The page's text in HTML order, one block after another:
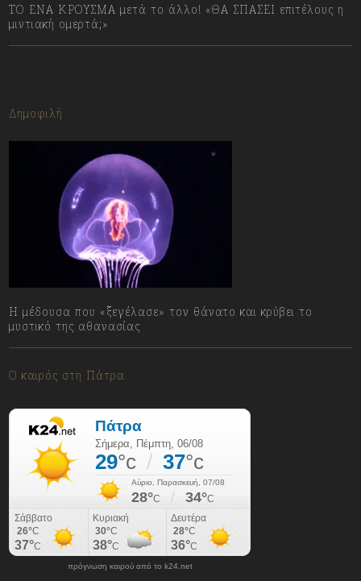
ΤΟ ΕΝΑ ΚΡΟΥΣΜΑ μετά το άλλο! «ΘΑ ΣΠΑΣΕΙ επιτέλους η
μιντιακή ομερτά;»
Δημοφιλή
Η μέδουσα που «ξεγέλασε» τον θάνατο και κρύβει το
μυστικό της αθανασίας
Ο καιρός στη Πάτρα
πρόγνωση καιρού από το k24.net